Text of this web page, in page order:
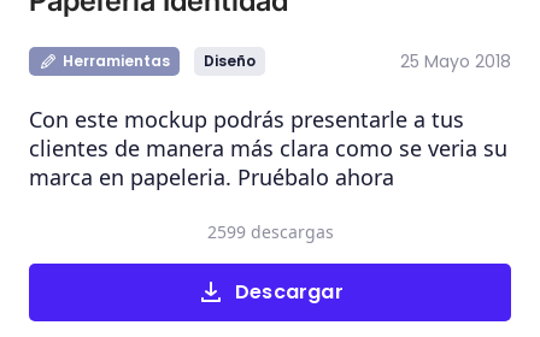
Herramientas Diseño 25 Mayo 2018
Con este mockup podrás presentarle a tus
clientes de manera más clara como se veria su
marca en papeleria. Pruébalo ahora
Descargar
2599 descargas